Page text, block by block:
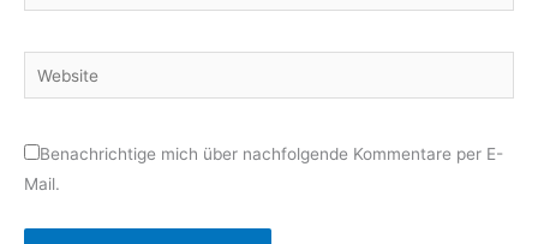
Mail-
Website
Benachrichtige mich über nachfolgende Kommentare per E-
Mail.